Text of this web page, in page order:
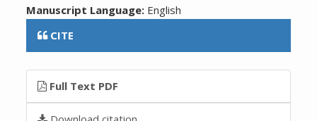
Manuscript Language: English
CITE
Full Text PDF